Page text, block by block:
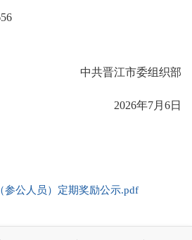
：85665656
中共晋江市委组织部
2026年7月6日
参公人员）定期奖励公示.pdf